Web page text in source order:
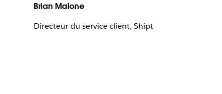
Brian Malone
Directeur du service client, Shipt